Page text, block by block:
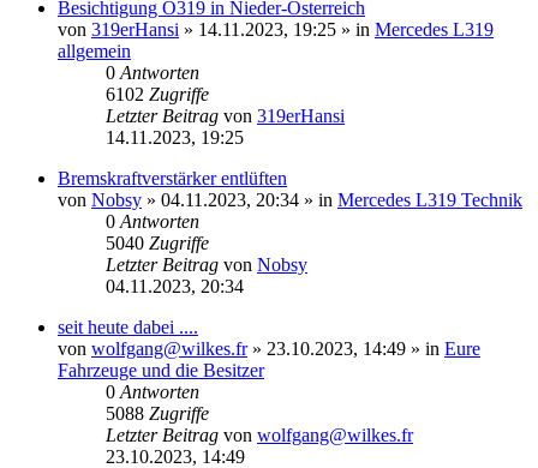
Besichtigung O319 in Nieder-Österreich
von 319erHansi » 14.11.2023, 19:25 » in Mercedes L319
allgemein
0 Antworten
6102 Zugriffe
Letzter Beitrag von 319erHansi
14.11.2023, 19:25
Bremskraftverstärker entlüften
von Nobsy » 04.11.2023, 20:34 » in Mercedes L319 Technik
0 Antworten
5040 Zugriffe
Letzter Beitrag von Nobsy
04.11.2023, 20:34
seit heute dabei ....
von wolfgang@wilkes.fr» 23.10.2023, 14:49 » in Eure
Fahrzeuge und die Besitzer
0 Antworten
5088 Zugriffe
Letzter Beitrag von wolfgang@wilkes.fr
23.10.2023, 14:49